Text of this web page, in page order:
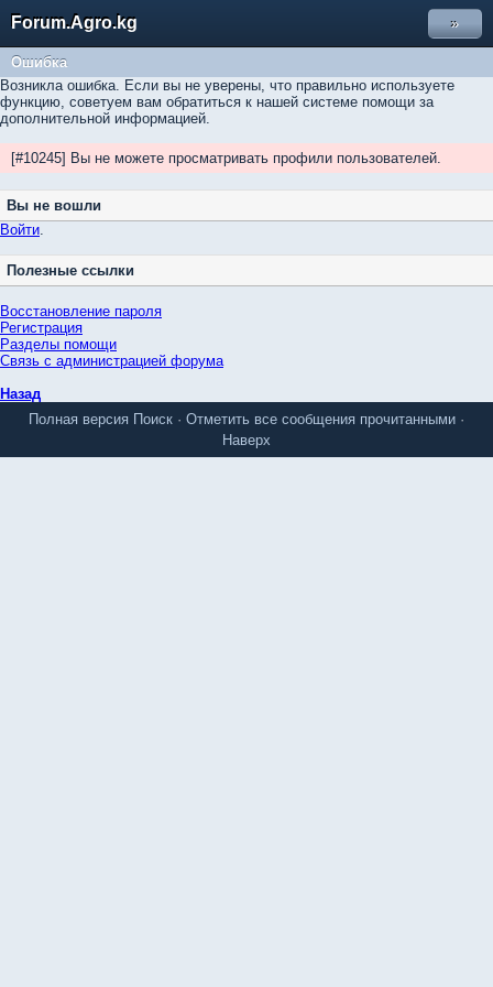
Forum.Agro.kg »
Ошибка
Возникла ошибка. Если вы не уверены, что правильно используете
функцию, советуем вам обратиться к нашей системе помощи за
дополнительной информацией.
[#10245] Вы не можете просматривать профили пользователей.
Вы не вошли
Войти.
Полезные ссылки
Восстановление пароля
Регистрация
Разделы помощи
Связь с администрацией форума
Назад
Полная версия Поиск · Отметить все сообщения прочитанными ·
Наверх